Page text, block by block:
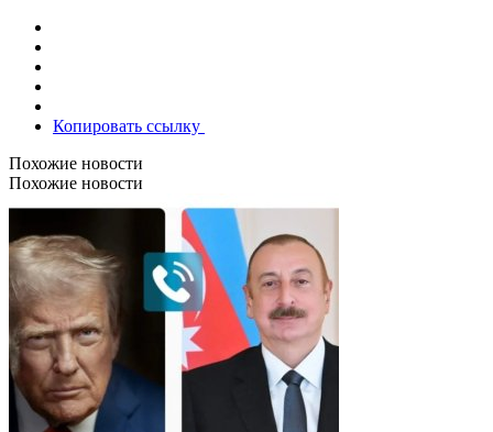
Копировать ссылку
Похожие новости
Похожие новости